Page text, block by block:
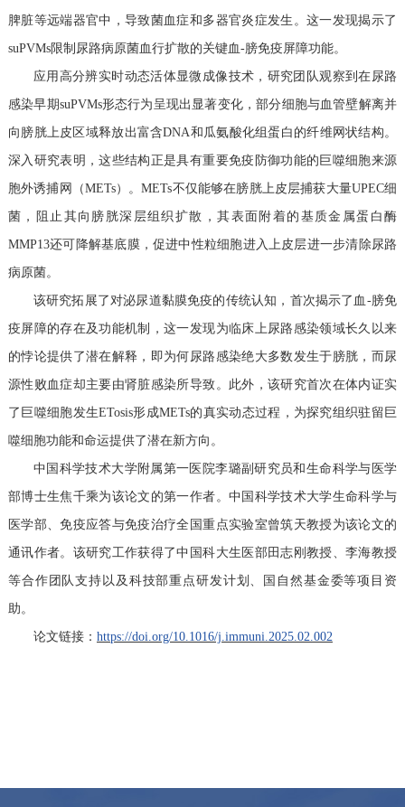
脾脏等远端器官中，导致菌血症和多器官炎症发生。这一发现揭示了
suPVMs限制尿路病原菌血行扩散的关键血-膀免疫屏障功能。
应用高分辨实时动态活体显微成像技术，研究团队观察到在尿路
感染早期suPVMs形态行为呈现出显著变化，部分细胞与血管壁解离并
向膀胱上皮区域释放出富含DNA和瓜氨酸化组蛋白的纤维网状结构。
深入研究表明，这些结构正是具有重要免疫防御功能的巨噬细胞来源
胞外诱捕网（METs）。METs不仅能够在膀胱上皮层捕获大量UPEC细
菌，阻止其向膀胱深层组织扩散，其表面附着的基质金属蛋白酶
MMP13还可降解基底膜，促进中性粒细胞进入上皮层进一步清除尿路
病原菌。
该研究拓展了对泌尿道黏膜免疫的传统认知，首次揭示了血 -膀免
疫屏障的存在及功能机制，这一发现为临床上尿路感染领域长久以来
的悖论提供了潜在解释，即为何尿路感染绝大多数发生于膀胱，而尿
源性败血症却主要由肾脏感染所导致。此外，该研究首次在体内证实
了巨噬细胞发生ETosis形成METs的真实动态过程，为探究组织驻留巨
噬细胞功能和命运提供了潜在新方向。
中国科学技术大学附属第一医院李璐副研究员和生命科学与医学
部博士生焦千乘为该论文的第一作者。中国科学技术大学生命科学与
医学部、免疫应答与免疫治疗全国重点实验室曾筑天教授为该论文的
通讯作者。该研究工作获得了中国科大生医部田志刚教授、李海教授
等合作团队支持以及科技部重点研发计划、国自然基金委等项目资
助。
论文链接： https://doi.org/10.1016/j.immuni.2025.02.002